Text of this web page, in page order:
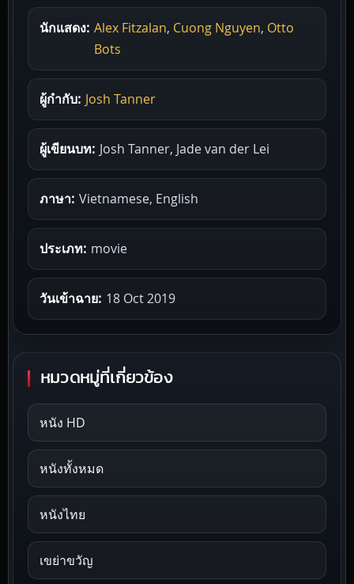
นักแสดง: Alex Fitzalan, Cuong Nguyen, Otto
Bots
ผู้กำกับ: Josh Tanner
ผู้เขียนบท: Josh Tanner, Jade van der Lei
ภาษา: Vietnamese, English
ประเภท: movie
วันเข้าฉาย: 18 Oct 2019
หมวดหมู่ที่เกี่ยวข้อง
หนัง HD
หนังทั้งหมด
หนังไทย
เขย่าขวัญ